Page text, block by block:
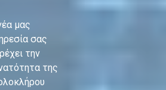
μας
σας
την
της